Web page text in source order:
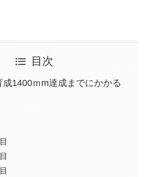
目次
成1400ｍm達成までにかかる